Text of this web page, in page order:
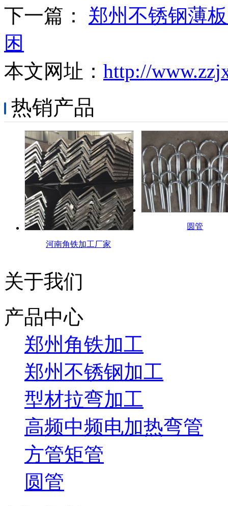
下一篇： 郑州不锈钢薄
困
本文网址： http://
热销产品
河南角铁加工厂家
圆管
关于我们
产品中心
郑州角铁加工
郑州不锈钢加工
型材拉弯加工
高频中频电加热弯管
方管矩管
圆管